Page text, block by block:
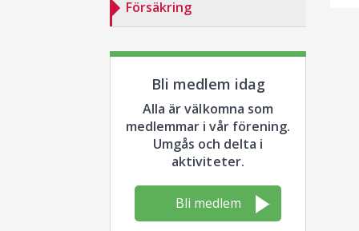
Försäkring
Bli medlem idag
Alla är välkomna som
medlemmar i vår förening.
Umgås och delta i
aktiviteter.
Bli medlem